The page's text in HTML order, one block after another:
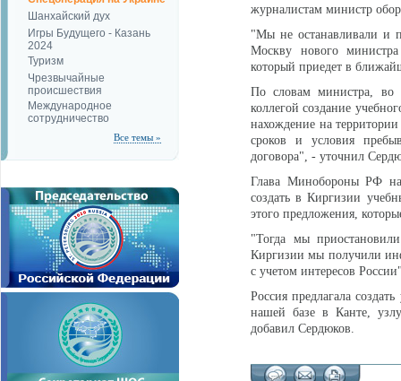
Шанхайский дух
Игры Будущего - Казань
2024
Туризм
Чрезвычайные
происшествия
Международное
сотрудничество
Все темы »
журналистам министр
"Мы не останавливали и
Москву нового
который приедет в
По словам министра, во
коллегой создание
нахождение на
сроков и условия
договора", - уточнил
Глава Минобороны РФ
создать в Киргизии
этого предложения,
"Тогда мы
Киргизии мы получили
с учетом интересов
Россия предлагала
нашей базе в Канте,
добавил Сердюков.